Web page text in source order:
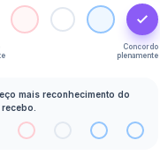
Concordo
plenamente
mais reconhecimento do